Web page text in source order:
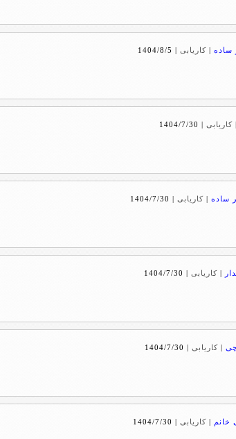
ساده | کاریابی|
1404/8/5
| کاریابی|
1404/7/30
ساده | کاریابی|
1404/7/30
| کاریابی|
1404/7/30
| کاریابی|
1404/7/30
خانم | کاریابی|
1404/7/30